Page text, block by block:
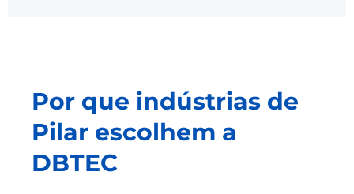
Por que indústrias de
Pilar escolhem a
DBTEC